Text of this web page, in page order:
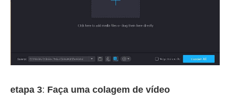
etapa 3: Faça uma colagem de vídeo